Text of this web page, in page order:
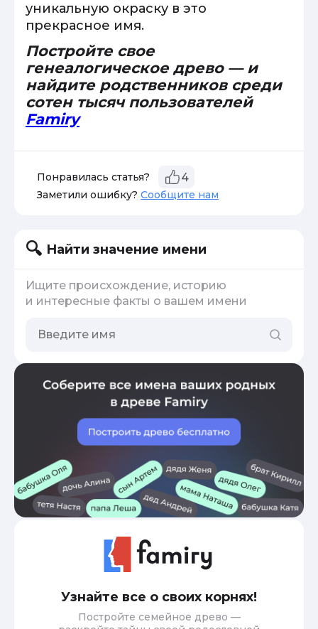
уникальную окраску в это
прекрасное имя.
Постройте свое
генеалогическое древо — и
найдите родственников среди
сотен тысяч пользователей
Famiry
Понравилась статья? 4
Заметили ошибку? Сообщите нам
Найти значение имени
Ищите происхождение, историю
и интересные факты о вашем имени
Узнайте все о своих корнях!
Постройте семейное древо —